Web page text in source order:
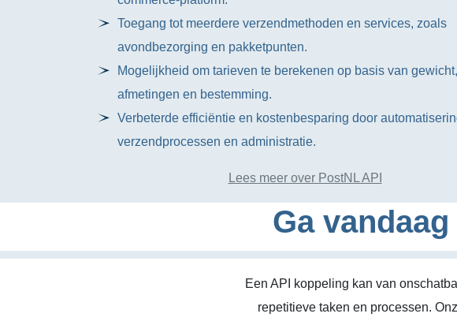
Toegang tot meerdere verzendmethoden en services, zoals
avondbezorging en pakketpunten.
Mogelijkheid om tarieven te berekenen op basis van gewicht,
afmetingen en bestemming.
Verbeterde efficiëntie en kostenbesparing door
verzendprocessen en administratie.
Lees meer over PostNL API
Ga
Een API koppeling kan van
repetitieve taken en processen.